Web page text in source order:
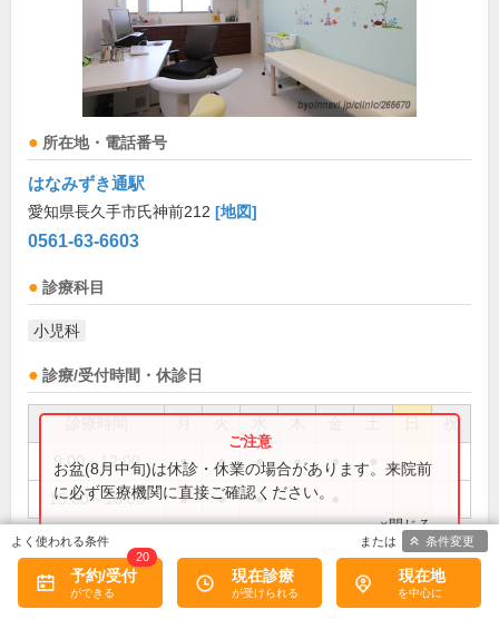
所在地・電話番号
はなみずき通駅
愛知県長久手市氏神前212 [地図]
0561-63-6603
診療科目
小児科
診療/受付時間・休診日
祝
9:00～12:00 ● ● ● ● ●
15:00～18:00 ● ● ●
お盆(8月中旬)は休診・休業の場合があります。来院前
に必ず医療機関に直接ご確認ください。
×閉じる
備考: 月・水・金 14:00～15:00に予防接種を行ってお
ります。
予約/受付
20
現在診療 現在地
条件変更